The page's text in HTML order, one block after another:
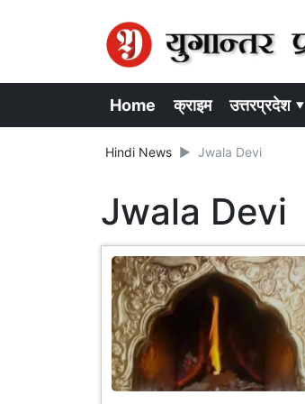
Home क्राइम उत्तरप्रदेश ▾
Hindi News Jwala Devi
Jwala Devi